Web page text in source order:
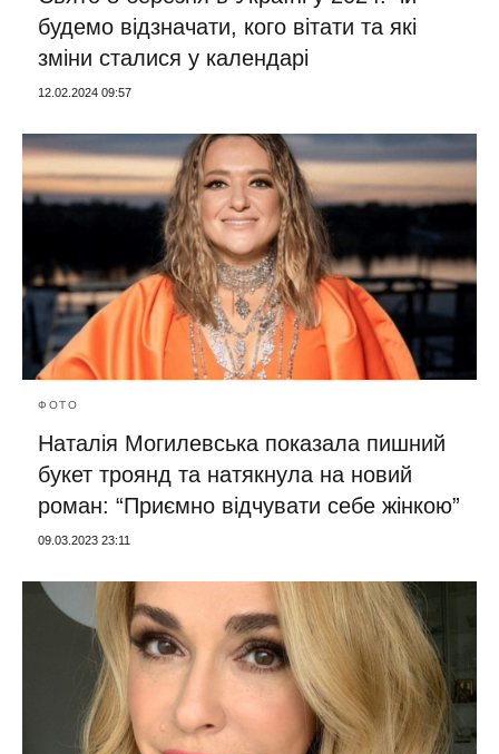
будемо відзначати, кого вітати та які
зміни сталися у календарі
12.02.2024 09:57
ФОТО
Наталія Могилевська показала пишний
букет троянд та натякнула на новий
роман: “Приємно відчувати себе жінкою”
09.03.2023 23:11